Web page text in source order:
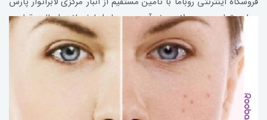
حیان، تمامی محصولات برند آردن سبوما را با ضمانت اصالت قطعی،
تاریخ انقضای معتبر و نگهداری در شرایط استاندارد دارویی در اختیار
خریداران قرار می‌دهد.